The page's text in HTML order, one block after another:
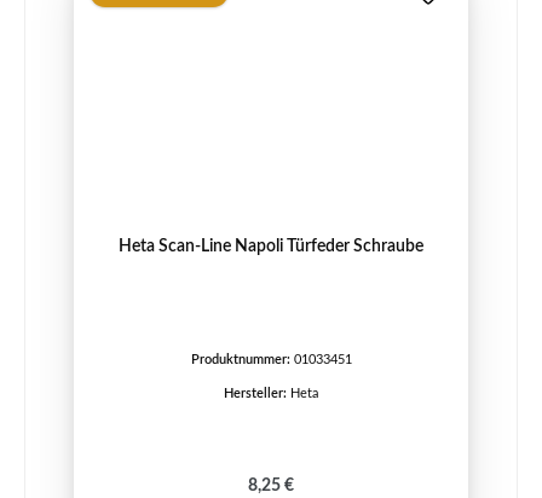
Heta Scan-Line Napoli Türfeder Schraube
Produktnummer: 01033451
Hersteller: Heta
Regulärer Preis:
8,25 €